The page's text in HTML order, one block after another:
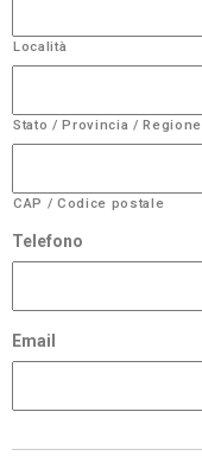
Località
Stato / Provincia / Regione
CAP / Codice postale
Telefono
Email